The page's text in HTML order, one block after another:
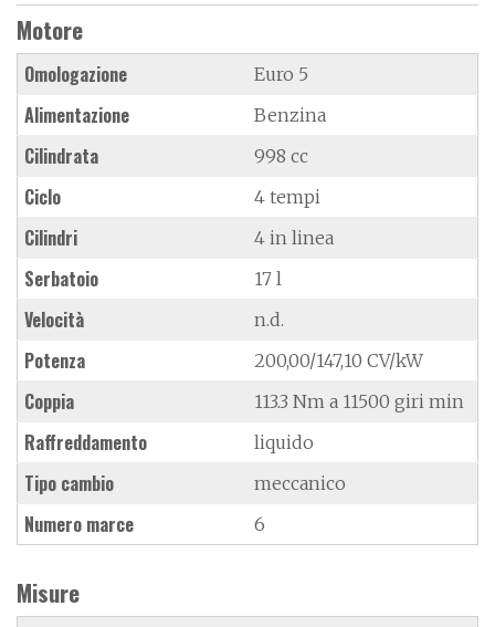
Motore
Omologazione Euro 5
Alimentazione Benzina
Cilindrata 998 cc
Ciclo 4 tempi
Cilindri 4 in linea
Serbatoio 17 l
Velocità n.d.
Potenza 200,00/147,10 CV/kW
Coppia 113.3 Nm a 11500 giri min
Raffreddamento liquido
Tipo cambio meccanico
Numero marce 6
Misure